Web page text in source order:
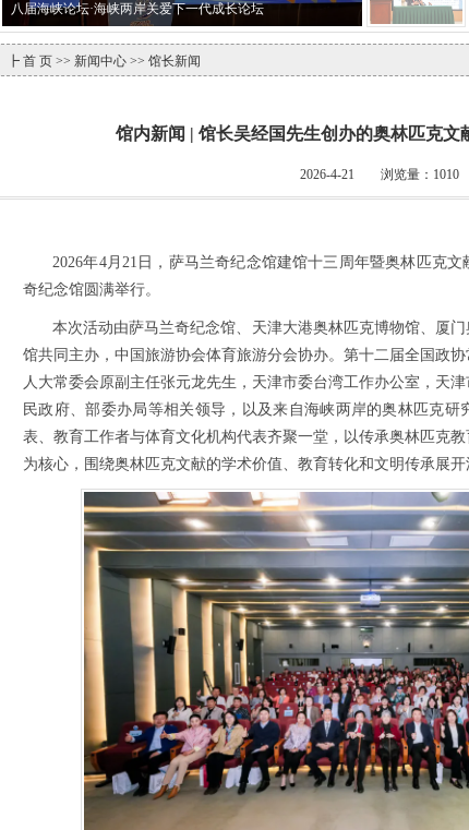
八届海峡论坛·海峡两岸关爱下一代成长论坛
┣ 首 页 >> 新闻中心 >> 馆长新闻
馆内新闻 | 馆长吴经国先生创办的奥林匹克文
2026-4-21 浏览量： 1010
2026年4月21日，萨马兰奇纪念馆建馆十三周年暨奥林匹克
奇纪念馆圆满举行。
本次活动由萨马兰奇纪念馆、天津大港奥林匹克博物馆、厦
馆共同主办，中国旅游协会体育旅游分会协办。第十二届全国政
人大常委会原副主任张元龙先生，天津市委台湾工作办公室，天
民政府、部委办局等相关领导，以及来自海峡两岸的奥林匹克
表、教育工作者与体育文化机构代表齐聚一堂，以传承奥林匹克
为核心，围绕奥林匹克文献的学术价值、教育转化和文明传承展开